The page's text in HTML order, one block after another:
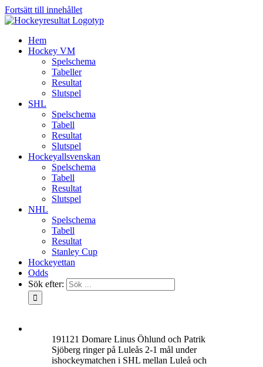
Fortsätt till innehållet
Hem
Hockey VM
Spelschema
Tabeller
Resultat
Slutspel
SHL
Spelschema
Tabell
Resultat
Slutspel
Hockeyallsvenskan
Spelschema
Tabell
Resultat
Slutspel
NHL
Spelschema
Tabell
Resultat
Stanley Cup
Hockeyettan
Odds
Sök efter:
191121 Domare Linus Öhlund och Patrik
Sjöberg ringer på Luleås 2-1 mål under
ishockeymatchen i SHL mellan Luleå och